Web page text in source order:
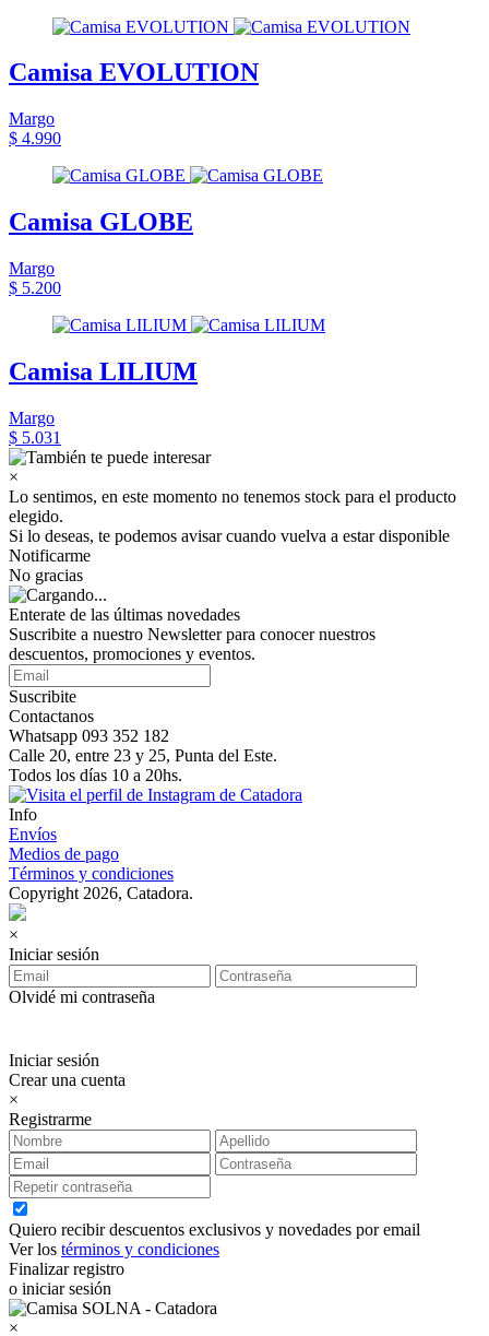
Camisa EVOLUTION
Margo
$ 4.990
Camisa GLOBE
Margo
$ 5.200
Camisa LILIUM
Margo
$ 5.031
×
Lo sentimos, en este momento no tenemos stock para el producto
elegido.
Si lo deseas, te podemos avisar cuando vuelva a estar disponible
Notificarme
No gracias
Enterate de las últimas novedades
Suscribite a nuestro Newsletter para conocer nuestros
descuentos, promociones y eventos.
Suscribite
Contactanos
Whatsapp 093 352 182
Calle 20, entre 23 y 25, Punta del Este.
Todos los días 10 a 20hs.
Info
Envíos
Medios de pago
Términos y condiciones
Copyright 2026, Catadora.
×
Iniciar sesión
Olvidé mi contraseña
Iniciar sesión
Crear una cuenta
×
Registrarme
Quiero recibir descuentos exclusivos y novedades por email
Ver los términos y condiciones
Finalizar registro
o iniciar sesión
×